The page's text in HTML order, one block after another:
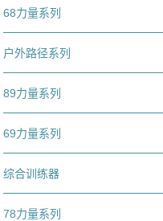
68力量系列
户外路径系列
89力量系列
69力量系列
综合训练器
78力量系列